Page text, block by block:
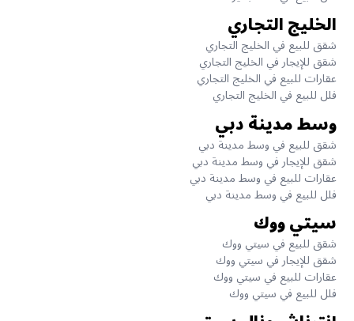
الخليج التجاري
شقق للبيع في الخليج التجاري
شقق للإيجار في الخليج التجاري
عقارات للبيع في الخليج التجاري
فلل للبيع في الخليج التجاري
وسط مدينة دبي
شقق للبيع في وسط مدينة دبي
شقق للإيجار في وسط مدينة دبي
عقارات للبيع في وسط مدينة دبي
فلل للبيع في وسط مدينة دبي
سيتي ووك
شقق للبيع في سيتي ووك
شقق للإيجار في سيتي ووك
عقارات للبيع في سيتي ووك
فلل للبيع في سيتي ووك